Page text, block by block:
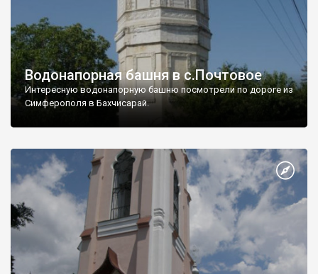
Водонапорная башня в с.Почтовое
Интересную водонапорную башню посмотрели по дороге из
Симферополя в Бахчисарай.